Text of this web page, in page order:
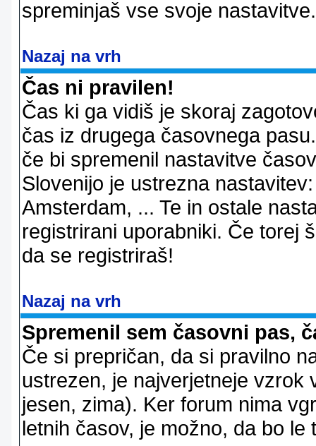
spreminjaš vse svoje nastavitve.
Nazaj na vrh
Čas ni pravilen!
Čas ki ga vidiš je skoraj
čas iz drugega časovnega
če bi spremenil nastavitve
Slovenijo je ustrezna
Amsterdam, ... Te in ostale
registrirani uporabniki. Če torej
da se registriraš!
Nazaj na vrh
Spremenil sem časovni pas,
Če si prepričan, da si pravilno
ustrezen, je najverjetneje vzrok
jesen, zima). Ker forum nima
letnih časov, je možno, da bo le